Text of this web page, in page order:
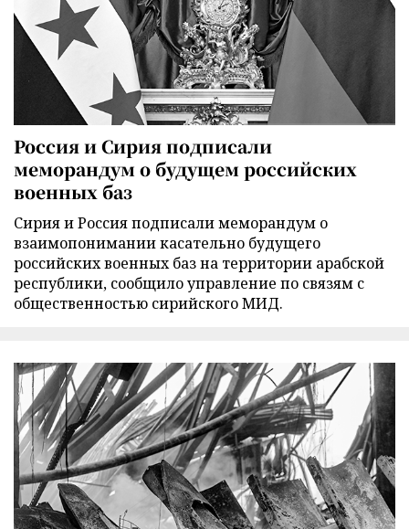
Россия и Сирия подписали
меморандум о будущем российских
военных баз
Сирия и Россия подписали меморандум о
взаимопонимании касательно будущего
российских военных баз на территории арабской
республики, сообщило управление по связям с
общественностью сирийского МИД.